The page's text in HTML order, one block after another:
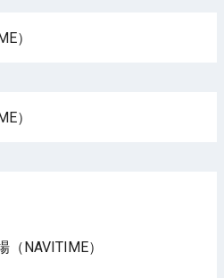
）
）
NAVITIME）